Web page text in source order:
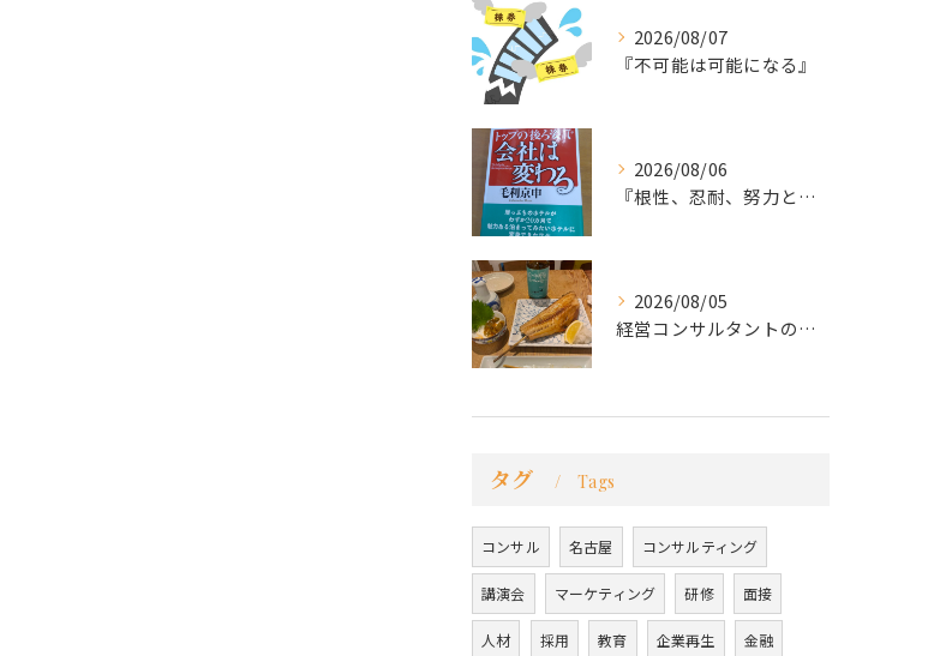
2026/08/07
『不可能は可能になる』
2026/08/06
『根性、忍耐、努力という言葉は死語なのか』
2026/08/05
経営コンサルタントのモーちゃん・毛利京申です。
タグ Tags
コンサル 名古屋 コンサルティング
講演会 マーケティング 研修 面接
人材 採用 教育 企業再生 金融